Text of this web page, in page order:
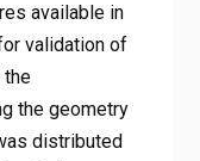
available in
validation of
the
the geometry
distributed